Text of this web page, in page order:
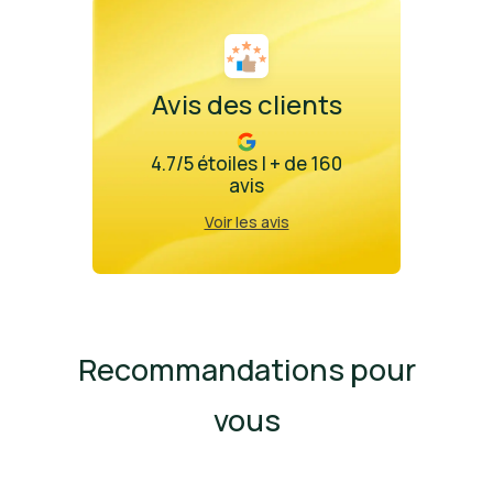
Avis des clients
4.7/5 étoiles | + de 160
avis
Voir les avis
Recommandations pour
vous